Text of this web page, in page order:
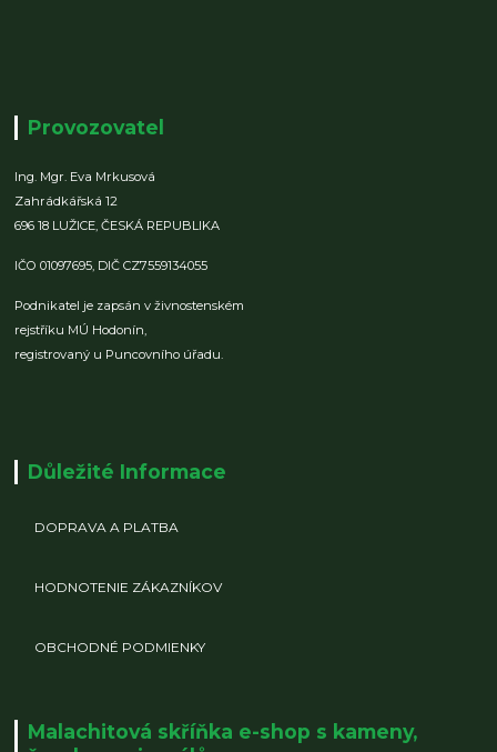
Provozovatel
Ing. Mgr. Eva Mrkusová
Zahrádkářská 12
696 18 LUŽICE,ČESKÁ REPUBLIKA
IČO 01097695, DIČ CZ7559134055
Podnikatel je zapsán v živnostenském
rejstříku MÚ Hodonín,
registrovaný u Puncovního úřadu.
Důležité Informace
DOPRAVA A PLATBA
HODNOTENIE ZÁKAZNÍKOV
OBCHODNÉ PODMIENKY
Malachitová skříňka e-shop s kameny,